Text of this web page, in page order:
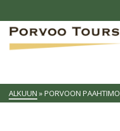
ALKUUN »PORVOON PAAHTIMO